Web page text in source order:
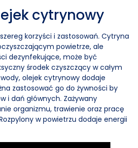
cytrynowy
korzyści i zastosowań. Cytryna
powietrze, ale
dezynfekujące, może być
środek czyszczący w całym
olejek cytrynowy dodaje
zastosować go do żywności by
i dań głównych. Zażywany
organizmu, trawienie oraz pracę
w powietrzu dodaje energii